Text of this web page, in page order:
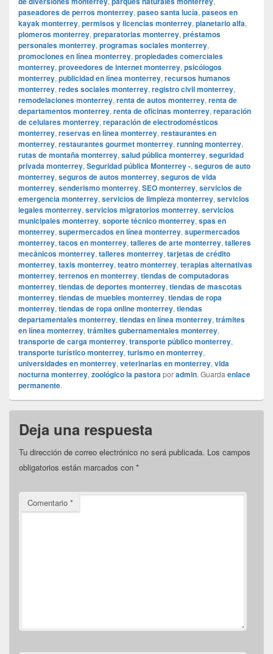
paseadores de perros monterrey, paseo santa lucía, paseos en
kayak monterrey, permisos y licencias monterrey, planetario alfa,
plomeros monterrey, preparatorias monterrey, préstamos
personales monterrey, programas sociales monterrey,
promociones en línea monterrey, propiedades comerciales
monterrey, proveedores de internet monterrey, psicólogos
monterrey, publicidad en línea monterrey, recursos humanos
monterrey, redes sociales monterrey, registro civil monterrey,
remodelaciones monterrey, renta de autos monterrey, renta de
departamentos monterrey, renta de oficinas monterrey, reparación
de celulares monterrey, reparación de electrodomésticos
monterrey, reservas en línea monterrey, restaurantes en
monterrey, restaurantes gourmet monterrey, running monterrey,
rutas de montaña monterrey, salud pública monterrey, seguridad
privada monterrey, Seguridad pública Monterrey -, seguros de auto
monterrey, seguros de autos monterrey, seguros de vida
monterrey, senderismo monterrey, SEO monterrey, servicios de
emergencia monterrey, servicios de limpieza monterrey, servicios
legales monterrey, servicios migratorios monterrey, servicios
municipales monterrey, soporte técnico monterrey, spas en
monterrey, supermercados en línea monterrey, supermercados
monterrey, tacos en monterrey, talleres de arte monterrey, talleres
mecánicos monterrey, talleres monterrey, tarjetas de crédito
monterrey, taxis monterrey, teatro monterrey, terapias alternativas
monterrey, terrenos en monterrey, tiendas de computadoras
monterrey, tiendas de deportes monterrey, tiendas de mascotas
monterrey, tiendas de muebles monterrey, tiendas de ropa
monterrey, tiendas de ropa online monterrey, tiendas
departamentales monterrey, tiendas en línea monterrey, trámites
en línea monterrey, trámites gubernamentales monterrey,
transporte de carga monterrey, transporte público monterrey,
transporte turístico monterrey, turismo en monterrey,
universidades en monterrey, veterinarias en monterrey, vida
nocturna monterrey, zoológico la pastoraporadmin. Guarda enlace
permanente.
Deja una respuesta
Tu dirección de correo electrónico no será publicada. Los campos
obligatorios están marcados con *
Comentario *